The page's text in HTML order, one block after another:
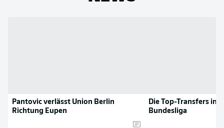
Pantovic verlässt Union Berlin
Richtung Eupen
Die Top-Transfers
Bundesliga